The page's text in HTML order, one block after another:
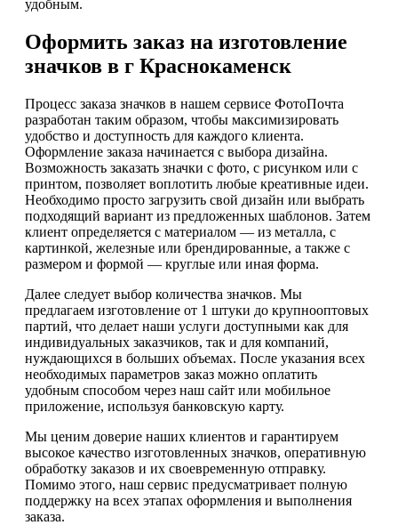
удобным.
Оформить заказ на изготовление
значков в г Краснокаменск
Процесс заказа значков в нашем сервисе ФотоПочта
разработан таким образом, чтобы максимизировать
удобство и доступность для каждого клиента.
Оформление заказа начинается с выбора дизайна.
Возможность заказать значки с фото, с рисунком или с
принтом, позволяет воплотить любые креативные идеи.
Необходимо просто загрузить свой дизайн или выбрать
подходящий вариант из предложенных шаблонов. Затем
клиент определяется с материалом — из металла, с
картинкой, железные или брендированные, а также с
размером и формой — круглые или иная форма.
Далее следует выбор количества значков. Мы
предлагаем изготовление от 1 штуки до крупнооптовых
партий, что делает наши услуги доступными как для
индивидуальных заказчиков, так и для компаний,
нуждающихся в больших объемах. После указания всех
необходимых параметров заказ можно оплатить
удобным способом через наш сайт или мобильное
приложение, используя банковскую карту.
Мы ценим доверие наших клиентов и гарантируем
высокое качество изготовленных значков, оперативную
обработку заказов и их своевременную отправку.
Помимо этого, наш сервис предусматривает полную
поддержку на всех этапах оформления и выполнения
заказа.